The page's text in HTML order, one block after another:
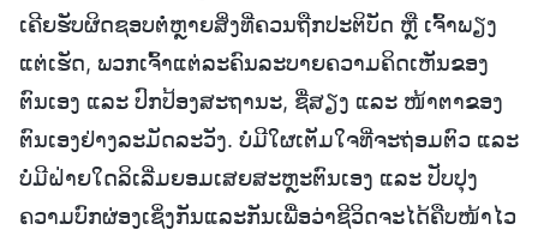
ເຄີຍຮັບຜິດຊອບຕໍ່ຫຼາຍສິ່ງທີ່ຄວນຖືກປະຕິບັດ ຫຼື ເຈົ້າພຽງ
ແຕ່ເຮັດ, ພວກເຈົ້າແຕ່ລະຄົນລະບາຍຄວາມຄິດເຫັນຂອງ
ຕົນເອງ ແລະ ປົກປ້ອງສະຖານະ, ຊື່ສຽງ ແລະ ໜ້າຕາຂອງ
ຕົນເອງຢ່າງລະມັດລະວັງ. ບໍ່ມີໃຜເຕັມໃຈທີ່ຈະຖ່ອມຕົວ ແລະ
ບໍ່ມີຝ່າຍໃດລິເລີ່ມຍອມເສຍສະຫຼະຕົນເອງ ແລະ ປັບປຸງ
ຄວາມບົກຜ່ອງເຊິ່ງກັນແລະກັນເພື່ອວ່າຊີວິດຈະໄດ້ຄືບໜ້າໄວ